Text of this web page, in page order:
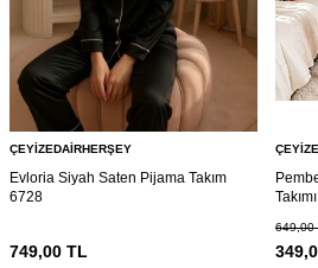
ÇEYIZEDAIRHERŞEY
Evloria Siyah Saten Pijama Takım
6728
749,00 TL
Takımı
649,00